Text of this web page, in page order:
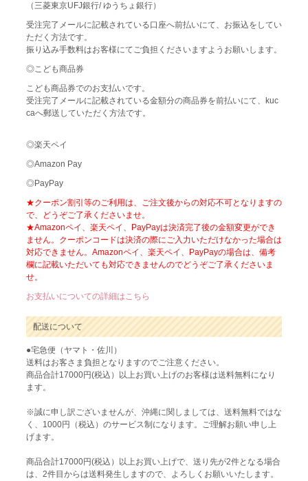
（三菱東京UFJ銀行/ ゆうちょ銀行）
受注完了メールに記載されている口座へ前払いにて、お振込をしてい
ただく方法です。
振り込み手数料はお客様にてご負担くださいますようお願いします。
◎こども商品券
こども商品券でのお支払いです。
受注完了メールに記載されている金額分の商品券を前払いにて、kuc
caへ郵送していただく方法です。
◎楽天ペイ
◎Amazon Pay
◎PayPay
★クーポン割引等のご利用は、ご注文後からの対応不可となりますの
で、どうぞご了承くださいませ。
★Amazonペイ、楽天ペイ、PayPayは決済完了後の金額変更ができ
ません。クーポンコードは決済の際にご入力いただけなかった場合は
対応できません。Amazonペイ、楽天ペイ、PayPayの場合は、備考
欄に記載いただいても対応できませんのでどうぞご了承くださいま
せ。
お支払いについての詳細はこちら
配送について
●宅急便（ヤマト・佐川）
送料はお客さま負担となりますのでご注意ください。
商品合計17000円(税込）以上お買い上げのお客様は送料無料になり
ます。
※誠に申し訳ございませんが、沖縄に関しましては、送料無料ではな
く、1000円（税込）のサービス制になります。ご理解お願い申し上
げます。
商品合計17000円(税込）以上お買い上げで、送り先が2件となる場合
は、2件目からは送料発生しますので、よろしくお願いいたします。